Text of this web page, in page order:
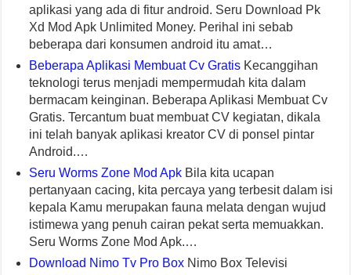
aplikasi yang ada di fitur android. Seru Download Pk
Xd Mod Apk Unlimited Money. Perihal ini sebab
beberapa dari konsumen android itu amat…
Beberapa Aplikasi Membuat Cv Gratis Kecanggihan
teknologi terus menjadi mempermudah kita dalam
bermacam keinginan. Beberapa Aplikasi Membuat Cv
Gratis. Tercantum buat membuat CV kegiatan, dikala
ini telah banyak aplikasi kreator CV di ponsel pintar
Android.…
Seru Worms Zone Mod Apk Bila kita ucapan
pertanyaan cacing, kita percaya yang terbesit dalam isi
kepala Kamu merupakan fauna melata dengan wujud
istimewa yang penuh cairan pekat serta memuakkan.
Seru Worms Zone Mod Apk.…
Download Nimo Tv Pro Box Nimo Box Televisi